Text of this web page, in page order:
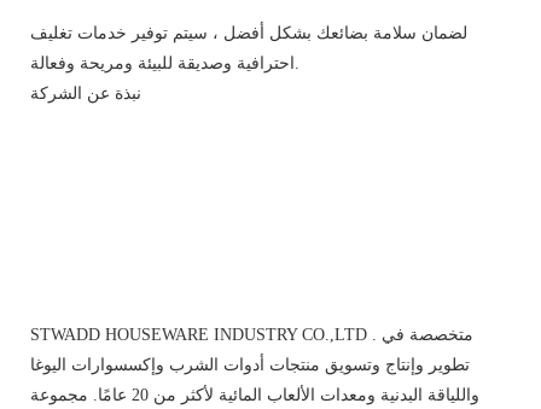
لضمان سلامة بضائعك بشكل أفضل ، سيتم توفير خدمات تغليف
احترافية وصديقة للبيئة ومريحة وفعالة.
نبذة عن الشركة
STWADD HOUSEWARE INDUSTRY CO.,LTD . متخصصة في
تطوير وإنتاج وتسويق منتجات أدوات الشرب وإكسسوارات اليوغا
واللياقة البدنية ومعدات الألعاب المائية لأكثر من 20 عامًا. مجموعة